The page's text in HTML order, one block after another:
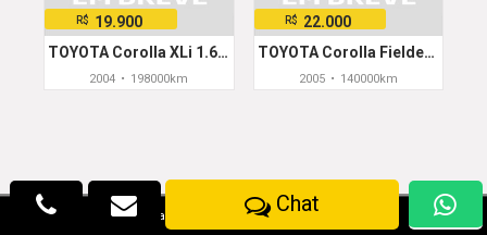
R$
19.900
TOYOTA Corolla XLi 1.6 16V 110cv Mec.
2004 • 198000km
R$
22.000
TOYOTA Corolla Fielder SW SE-G 1.8 Flex 16V Aut
2005 • 140000km
Chat 
2026 © Maxcarro.com - Classificados de Veículos